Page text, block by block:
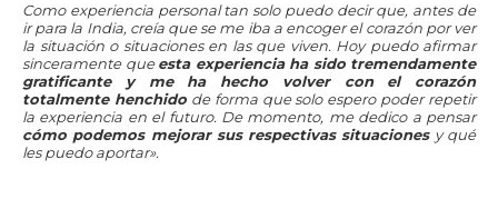
Como experiencia personal tan solo puedo decir que, antes de
ir para la India, creía que se me iba a encoger el corazón por ver
la situación o situaciones en las que viven. Hoy puedo afirmar
sinceramente queesta experiencia ha sido tremendamente
gratificante y me ha hecho volver con el corazón
totalmente henchidode forma que solo espero poder repetir
la experiencia en el futuro. De momento, me dedico a pensar
cómo podemos mejorar sus respectivas situacionesy qué
les puedo aportar».